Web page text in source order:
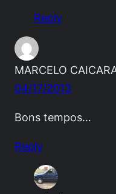
Reply
MARCELO
04/17/2013
Bons tempos…
Reply